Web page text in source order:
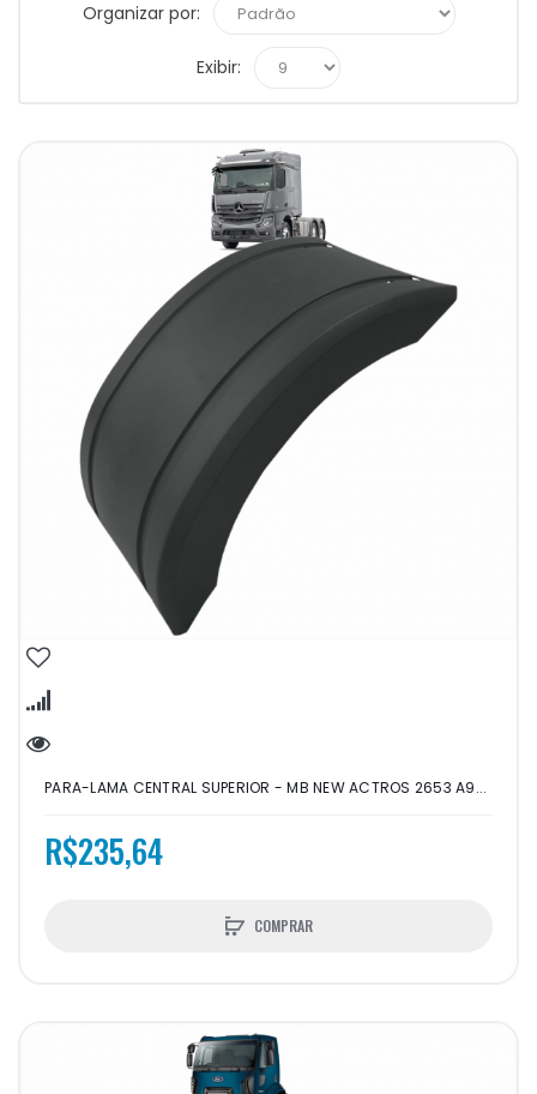
Organizar por:
Exibir:
PARA-LAMA CENTRAL SUPERIOR - MB NEW ACTROS 2653 A9...
R$235,64
COMPRAR